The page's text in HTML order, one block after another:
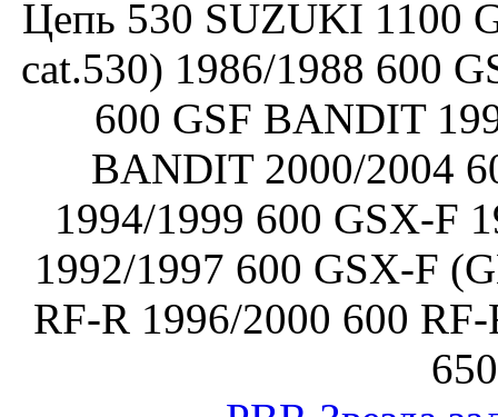
Цепь 530 SUZUKI 1100
cat.530) 1986/1988 600
600 GSF BANDIT
BANDIT 2000/2004
1994/1999 600 GSX-F
1992/1997 600 GSX-F
RF-R 1996/2000 600
650